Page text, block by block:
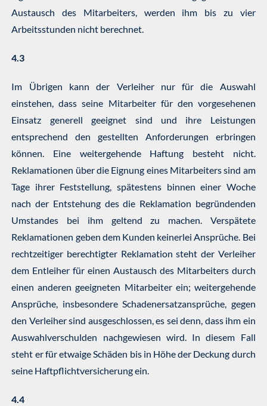
Austausch des Mitarbeiters, werden ihm bis zu vier
Arbeitsstunden nicht berechnet.
4.3
Im Übrigen kann der Verleiher nur für die Auswahl
einstehen, dass seine Mitarbeiter für den vorgesehenen
Einsatz generell geeignet sind und ihre Leistungen
entsprechend den gestellten Anforderungen erbringen
können. Eine weitergehende Haftung besteht nicht.
Reklamationen über die Eignung eines Mitarbeiters sind am
Tage ihrer Feststellung, spätestens binnen einer Woche
nach der Entstehung des die Reklamation begründenden
Umstandes bei ihm geltend zu machen. Verspätete
Reklamationen geben dem Kunden keinerlei Ansprüche. Bei
rechtzeitiger berechtigter Reklamation steht der Verleiher
dem Entleiher für einen Austausch des Mitarbeiters durch
einen anderen geeigneten Mitarbeiter ein; weitergehende
Ansprüche, insbesondere Schadenersatzansprüche, gegen
den Verleiher sind ausgeschlossen, es sei denn, dass ihm ein
Auswahlverschulden nachgewiesen wird. In diesem Fall
steht er für etwaige Schäden bis in Höhe der Deckung durch
seine Haftpflichtversicherung ein.
4.4